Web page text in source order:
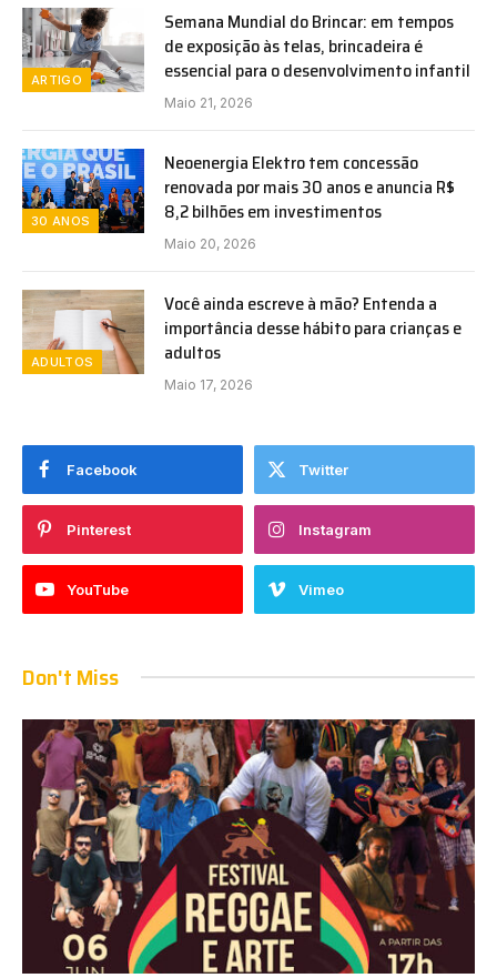
ARTIGO
Semana Mundial do Brincar: em tempos
de exposição às telas, brincadeira é
essencial para o desenvolvimento infantil
Maio 21, 2026
30 ANOS
Neoenergia Elektro tem concessão
renovada por mais 30 anos e anuncia R$
8,2 bilhões em investimentos
Maio 20, 2026
ADULTOS
Você ainda escreve à mão? Entenda a
importância desse hábito para crianças e
adultos
Maio 17, 2026
Facebook Twitter
Pinterest Instagram
YouTube Vimeo
Don't Miss